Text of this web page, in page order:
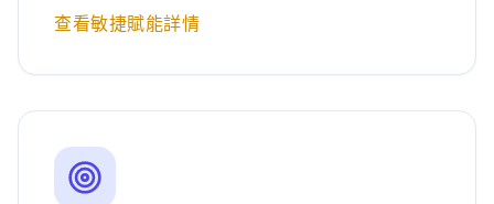
查看敏捷賦能詳情